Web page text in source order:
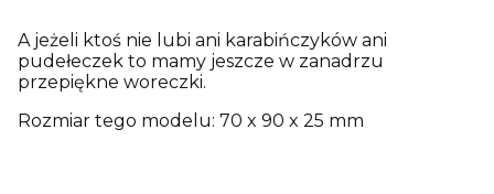
A jeżeli ktoś nie lubi ani karabińczyków ani
pudełeczek to mamy jeszcze w zanadrzu
przepiękne woreczki.
Rozmiar tego modelu: 70 x 90 x 25 mm